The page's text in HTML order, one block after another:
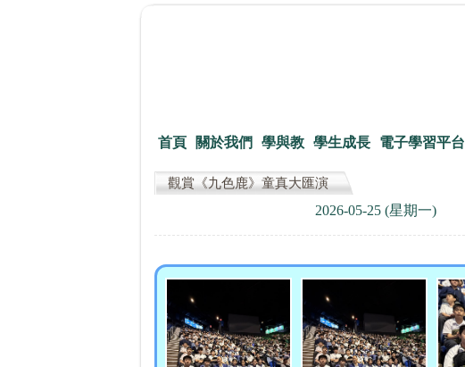
首頁 關於我們 學與教 學生成長 電子學習平台
觀賞《九色鹿》童真大匯演
2026-05-25 (星期一)